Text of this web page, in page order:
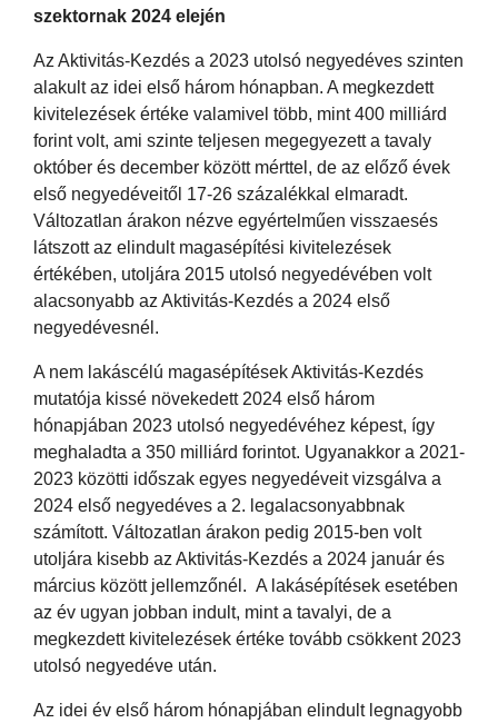
szektornak 2024 elején
Az Aktivitás-Kezdés a 2023 utolsó negyedéves szinten
alakult az idei első három hónapban. A megkezdett
kivitelezések értéke valamivel több, mint 400 milliárd
forint volt, ami szinte teljesen megegyezett a tavaly
október és december között mérttel, de az előző évek
első negyedéveitől 17-26 százalékkal elmaradt.
Változatlan árakon nézve egyértelműen visszaesés
látszott az elindult magasépítési kivitelezések
értékében, utoljára 2015 utolsó negyedévében volt
alacsonyabb az Aktivitás-Kezdés a 2024 első
negyedévesnél.
A nem lakáscélú magasépítések Aktivitás-Kezdés
mutatója kissé növekedett 2024 első három
hónapjában 2023 utolsó negyedévéhez képest, így
meghaladta a 350 milliárd forintot. Ugyanakkor a 2021-
2023 közötti időszak egyes negyedéveit vizsgálva a
2024 első negyedéves a 2. legalacsonyabbnak
számított. Változatlan árakon pedig 2015-ben volt
utoljára kisebb az Aktivitás-Kezdés a 2024 január és
március között jellemzőnél. A lakásépítések esetében
az év ugyan jobban indult, mint a tavalyi, de a
megkezdett kivitelezések értéke tovább csökkent 2023
utolsó negyedéve után.
Az idei év első három hónapjában elindult legnagyobb